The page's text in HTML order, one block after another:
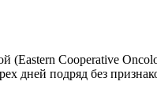
(Eastern Cooperative
дней подряд без